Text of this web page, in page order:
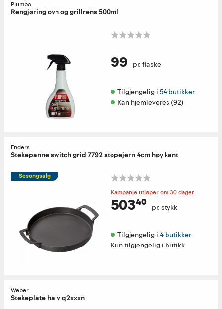
Plumbo
Rengjøring ovn og grillrens 500ml
99 pr. flaske
Tilgjengelig i 54 butikker
Kan hjemleveres (92)
Enders
Stekepanne switch grid 7792 støpejern 4cm høy kant
Sesongsalg
Kampanje utløper om 30 dager
503⁴⁰ pr. stykk
Tilgjengelig i 4 butikker
Kun tilgjengelig i butikk
Weber
Stekeplate halv q2xxxn